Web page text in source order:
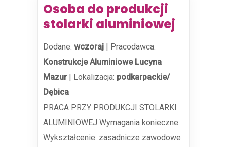
Osoba do produkcji
stolarki aluminiowej
Dodane: wczoraj | Pracodawca:
Konstrukcje Aluminiowe Lucyna
Mazur| Lokalizacja: podkarpackie/
Dębica
PRACA PRZY PRODUKCJI STOLARKI
ALUMINIOWEJ Wymagania konieczne:
Wykształcenie: zasadnicze zawodowe